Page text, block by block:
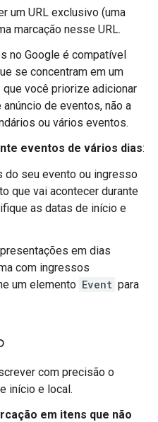
um URL exclusivo (uma
marcação nesse URL.
no Google é compatível
se concentram em um
você priorize adicionar
de eventos, não a
ou vários eventos.
eventos de vários dias:
do seu evento ou ingresso
que vai acontecer durante
as datas de início e
em dias
com ingressos
um elemento Event para
com precisão o
início e local.
em itens que não